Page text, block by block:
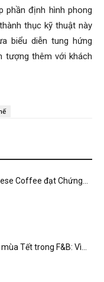
định hình phong
thục kỹ thuật này
biểu diễn tung hứng
tượng thêm với khách
Coffee đạt Chứng...
Tết trong F&B: Vì...